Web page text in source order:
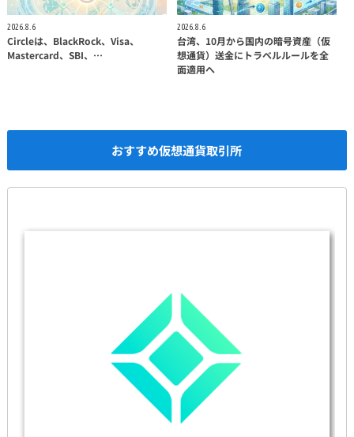
2026.8.6
Circleは、BlackRock、Visa、
Mastercard、SBI、…
2026.8.6
台湾、10月から国内の暗号資産（仮
想通貨）送金にトラベルルールを全
面適用へ
おすすめ仮想通貨取引所